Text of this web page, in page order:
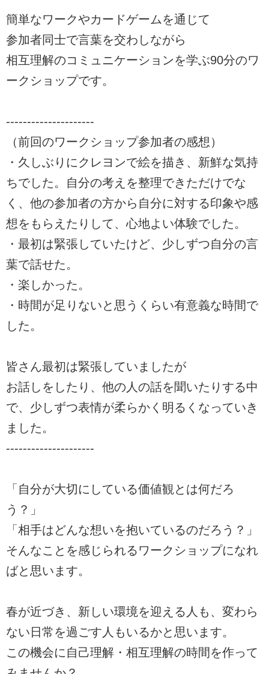
簡単なワークやカードゲームを通じて
参加者同士で言葉を交わしながら
相互理解のコミュニケーションを学ぶ90分のワ
ークショップです。
---------------------
（前回のワークショップ参加者の感想）
・久しぶりにクレヨンで絵を描き、新鮮な気持
ちでした。自分の考えを整理できただけでな
く、他の参加者の方から自分に対する印象や感
想をもらえたりして、心地よい体験でした。
・最初は緊張していたけど、少しずつ自分の言
葉で話せた。
・楽しかった。
・時間が足りないと思うくらい有意義な時間で
した。
皆さん最初は緊張していましたが
お話しをしたり、他の人の話を聞いたりする中
で、少しずつ表情が柔らかく明るくなっていき
ました。
---------------------
「自分が大切にしている価値観とは何だろ
う？」
「相手はどんな想いを抱いているのだろう？」
そんなことを感じられるワークショップになれ
ばと思います。
春が近づき、新しい環境を迎える人も、変わら
ない日常を過ごす人もいるかと思います。
この機会に自己理解・相互理解の時間を作って